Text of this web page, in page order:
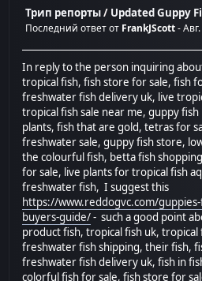
Трип репорты/ Updated Guppy
Последний ответ от FrankJScott-
In reply to the person inquiring
tropical fish, fish store for sale, fish
freshwater fish delivery uk, live
tropical fish sale near me, guppy
plants, fish that are gold, tetras for
freshwater sale, guppy fish store,
the colourful fish, betta fish
for sale, live plants for tropical fish
freshwater fish, I suggest this
https://www.reddogvc.com/
buyers-guide/- such a good point
product fish, tropical fish uk,
freshwater fish shipping, their fish,
freshwater fish delivery uk, fish in
colorful fish for sale, fish store for